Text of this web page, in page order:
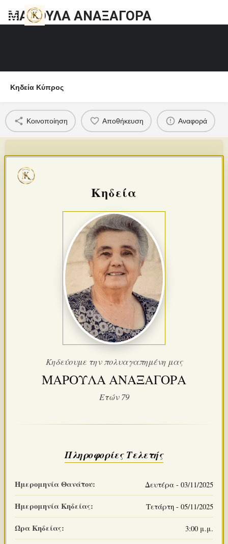
ΜΑΡΟΥΛΑ ΑΝΑΞΑΓΟΡΑ
Κηδεία Κύπρος
Κοινοποίηση Αποθήκευση Αναφορά
Κηδεία
Κηδεύουμε την πολυαγαπημένη μας
ΜΑΡΟΥΛΑ ΑΝΑΞΑΓΟΡΑ
Ετών 79
Πληροφορίες Τελετής
Ημερομηνία Θανάτου: Δευτέρα - 03/11/2025
Ημερομηνία Κηδείας: Τετάρτη - 05/11/2025
Ώρα Κηδείας: 3:00 μ.μ.